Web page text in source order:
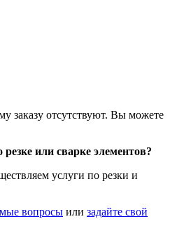
заказу отсутствуют. Вы можете
или сварке элементов?
услуги по резки и
вопросы или задайте свой